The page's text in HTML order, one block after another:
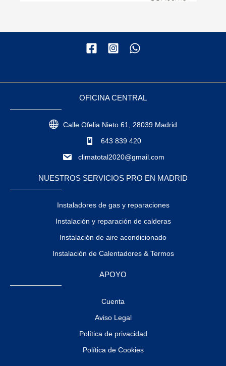
OFICINA CENTRAL
Calle Ofelia Nieto 61, 28039 Madrid
643 839 420
climatotal2020@gmail.com
NUESTROS SERVICIOS PRO EN MADRID
Instaladores de gas y reparaciones
Instalación y reparación de calderas
Instalación de aire acondicionado
Instalación de Calentadores & Termos
APOYO
Cuenta
Aviso Legal
Política de privacidad
Política de Cookies